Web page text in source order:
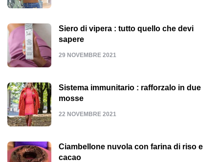
Siero di vipera : tutto quello che devi
sapere
29 NOVEMBRE 2021
Sistema immunitario : rafforzalo in due
mosse
22 NOVEMBRE 2021
Ciambellone nuvola con farina di riso e
cacao